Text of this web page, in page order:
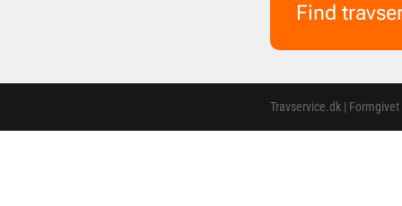
Find
Travservice.dk |